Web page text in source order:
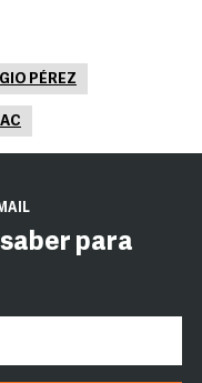
PÉREZ
para